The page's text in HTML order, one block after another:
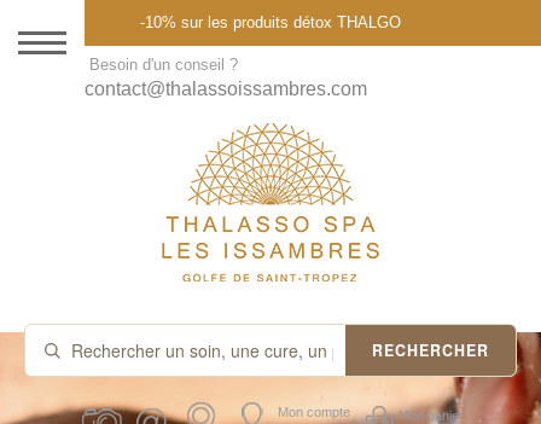
DESTINATION
THALASSO SPA
CURES ET FORFAITS
SOINS À LA CARTE
ABONNEMENTS
PROMOS
-10% sur les produits détox THALGO
Besoin d'un conseil ?
contact@thalassoissambres.com
RECHERCHER
Mon compte
Mon panier